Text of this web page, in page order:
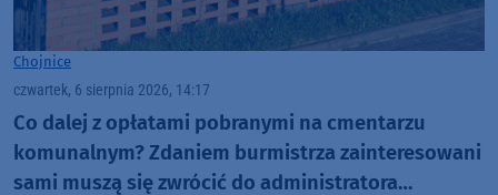
Chojnice
czwartek, 6 sierpnia 2026, 14:17
Co dalej z opłatami pobranymi na cmentarzu
komunalnym? Zdaniem burmistrza zainteresowani
sami muszą się zwrócić do administratora